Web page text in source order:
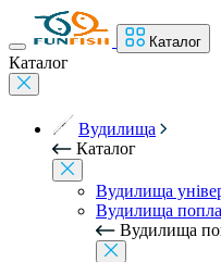
Каталог
Каталог
Вудилища
Каталог
Вудилища
Вудилища
Вудилища